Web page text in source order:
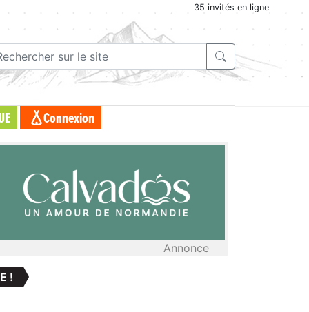
35 invités en ligne
Connexion
Annonce
!